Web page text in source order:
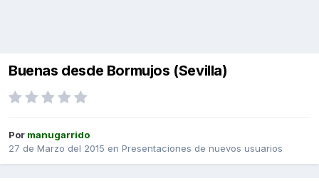
Buenas desde Bormujos (Sevilla)
Por manugarrido
27 de Marzo del 2015 en Presentaciones de nuevos usuarios